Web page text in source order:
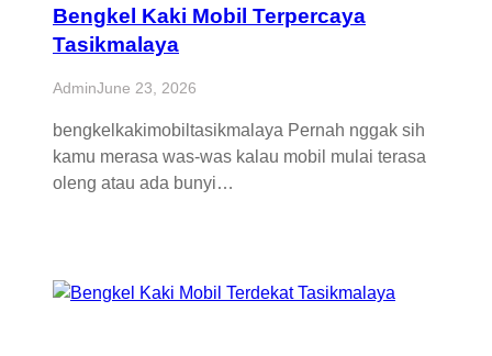
Bengkel Kaki Mobil Terpercaya
Tasikmalaya
AdminJune 23, 2026
bengkelkakimobiltasikmalaya Pernah nggak sih
kamu merasa was-was kalau mobil mulai terasa
oleng atau ada bunyi…